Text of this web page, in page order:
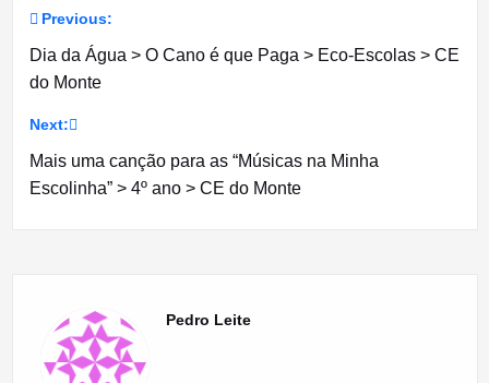
Navegação
de
artigos
Previous:
Dia da Água > O Cano é que Paga > Eco-Escolas > CE
do Monte
Next:
Mais uma canção para as “Músicas na Minha
Escolinha” > 4º ano > CE do Monte
Pedro Leite